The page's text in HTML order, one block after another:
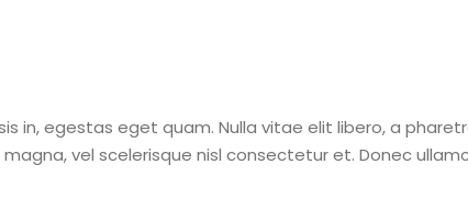
in, egestas eget quam. Nulla vitae elit libero, a
vel scelerisque nisl consectetur et. Donec